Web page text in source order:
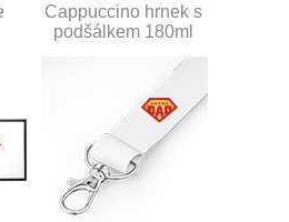
Cappuccino hrnek s
podšálkem 180ml